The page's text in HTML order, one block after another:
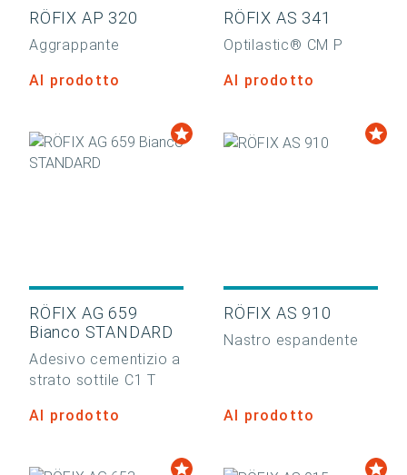
RÖFIX AP 320
Aggrappante
Al prodotto
RÖFIX AS 341
Optilastic® CM P
Al prodotto
RÖFIX AG 659
Bianco STANDARD
Adesivo cementizio a
strato sottile C1 T
Al prodotto
RÖFIX AS 910
Nastro espandente
Al prodotto